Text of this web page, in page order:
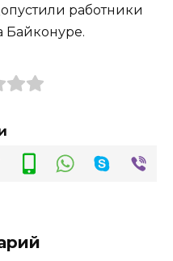
работники
Байконуре.